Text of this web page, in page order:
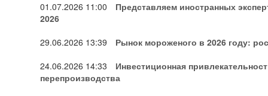
01.07.2026 11:00
Представляем иностранных
2026
29.06.2026 13:39
Рынок мороженого в 2026 году:
24.06.2026 14:33
Инвестиционная
перепроизводства